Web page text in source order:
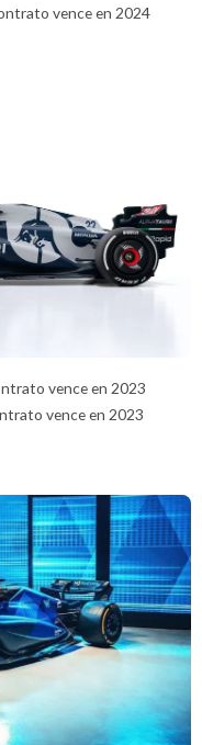
vence en 2024
vence en 2023
vence en 2023